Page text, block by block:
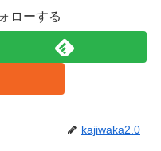
ローする
kajiwaka2.0